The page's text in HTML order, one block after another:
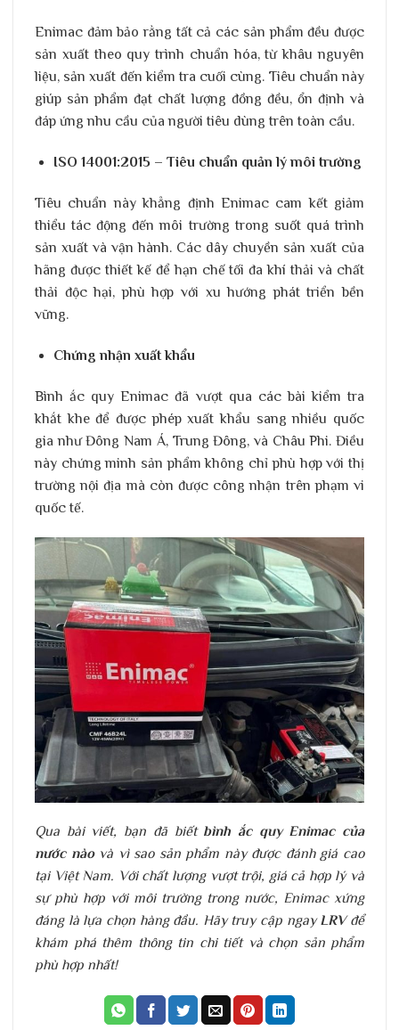
Enimac đảm bảo rằng tất cả các sản phẩm đều được
sản xuất theo quy trình chuẩn hóa, từ khâu nguyên
liệu, sản xuất đến kiểm tra cuối cùng. Tiêu chuẩn này
giúp sản phẩm đạt chất lượng đồng đều, ổn định và
đáp ứng nhu cầu của người tiêu dùng trên toàn cầu.
ISO 14001:2015 – Tiêu chuẩn quản lý môi trường
Tiêu chuẩn này khẳng định Enimac cam kết giảm
thiểu tác động đến môi trường trong suốt quá trình
sản xuất và vận hành. Các dây chuyền sản xuất của
hãng được thiết kế để hạn chế tối đa khí thải và chất
thải độc hại, phù hợp với xu hướng phát triển bền
vững.
Chứng nhận xuất khẩu
Bình ắc quy Enimac đã vượt qua các bài kiểm tra
khắt khe để được phép xuất khẩu sang nhiều quốc
gia như Đông Nam Á, Trung Đông, và Châu Phi. Điều
này chứng minh sản phẩm không chỉ phù hợp với thị
trường nội địa mà còn được công nhận trên phạm vi
quốc tế.
Qua bài viết, bạn đã biết bình ắc quy Enimac của
nước nàovà vì sao sản phẩm này được đánh giá cao
tại Việt Nam. Với chất lượng vượt trội, giá cả hợp lý và
sự phù hợp với môi trường trong nước, Enimac xứng
đáng là lựa chọn hàng đầu. Hãy truy cập ngayLRVđể
khám phá thêm thông tin chi tiết và chọn sản phẩm
phù hợp nhất!